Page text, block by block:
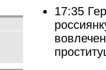
17:35